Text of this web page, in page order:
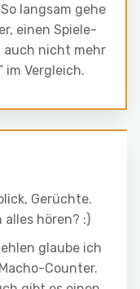
langsam gehe
einen Spiele-
auch nicht mehr
im Vergleich.
Gerüchte.
alles hören? :)
glaube ich
Counter.